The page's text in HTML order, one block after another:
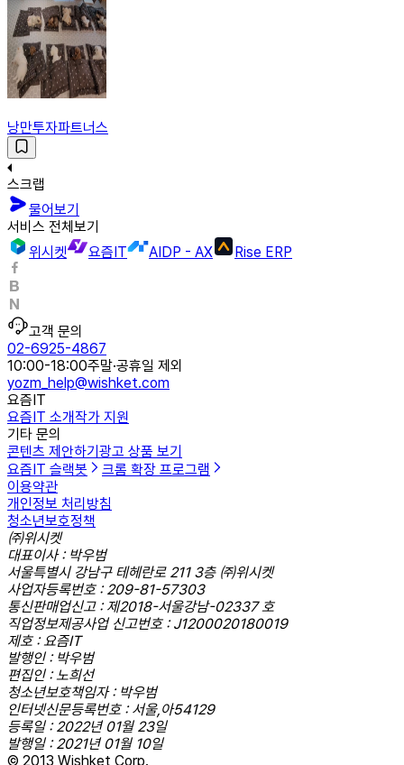
낭만투자파트너스
스크랩
물어보기
서비스 전체보기
위시켓
요즘IT AIDP - AX Rise ERP
고객 문의
02-6925-4867
10:00-18:00주말·공휴일 제외
yozm_help@wishket.com
요즘IT
요즘IT 소개작가 지원
기타 문의
콘텐츠 제안하기광고 상품 보기
요즘IT 슬랙봇
크롬 확장 프로그램
이용약관
개인정보 처리방침
청소년보호정책
㈜위시켓
대표이사 : 박우범
서울특별시 강남구 테헤란로 211 3층 ㈜위시켓
사업자등록번호 : 209-81-57303
통신판매업신고 : 제2018-서울강남-02337 호
직업정보제공사업 신고번호 : J1200020180019
제호 : 요즘IT
발행인 : 박우범
편집인 : 노희선
청소년보호책임자 : 박우범
인터넷신문등록번호 : 서울,아54129
등록일 : 2022년 01월 23일
발행일 : 2021년 01월 10일
© 2013 Wishket Corp.